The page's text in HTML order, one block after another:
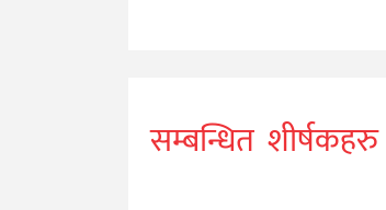
सम्बन्धित शीर्षकहरु